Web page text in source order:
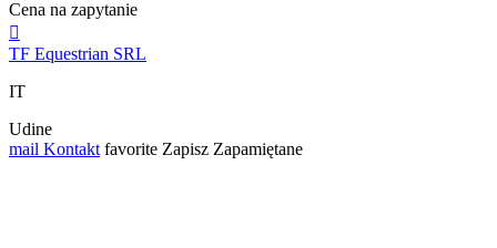
Cena na zapytanie

TF Equestrian SRL
IT
Udine
mail Kontakt favorite Zapisz Zapamiętane